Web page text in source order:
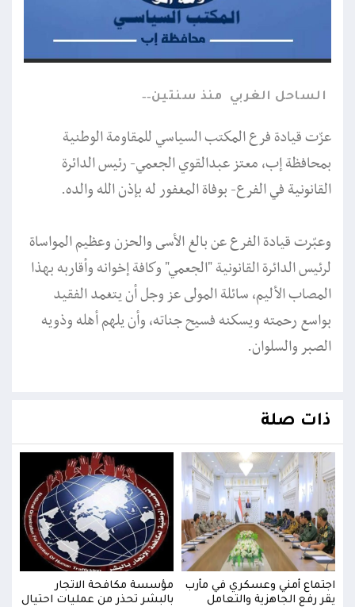
الساحل الغربي منذ سنتين
عزّت قيادة فرع المكتب السياسي للمقاومة الوطنية
بمحافظة إب، معتز عبدالقوي الجعمي- رئيس الدائرة
القانونية في الفرع- بوفاة المغفور له بإذن الله والده.
وعبّرت قيادة الفرع عن بالغ الأسى والحزن وعظيم المواساة
لرئيس الدائرة القانونية "الجعمي" وكافة إخوانه وأقاربه بهذا
المصاب الأليم، سائلة المولى عز وجل أن يتغمد الفقيد
بواسع رحمته ويسكنه فسيح جناته، وأن يلهم أهله وذويه
الصبر والسلوان.
ذات صلة
اجتماع أمني وعسكري في مأرب
يقر رفع الجاهزية والتعامل
مؤسسة مكافحة الاتجار
بالبشر تحذر من عمليات احتيال